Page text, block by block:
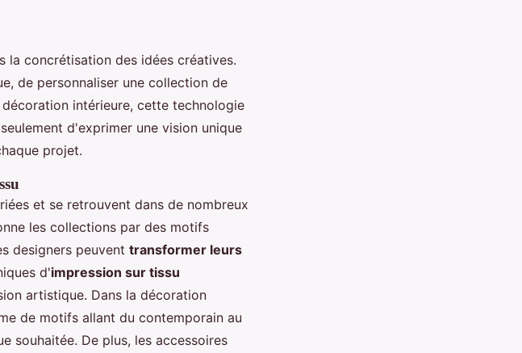
la concrétisation des idées créatives.
de personnaliser une collection de
intérieure, cette technologie
d'exprimer une vision unique
projet.
et se retrouvent dans de nombreux
les collections par des motifs
designers peuvent transformer leurs
d'impression sur tissu
artistique. Dans la décoration
de motifs allant du contemporain au
souhaitée. De plus, les accessoires